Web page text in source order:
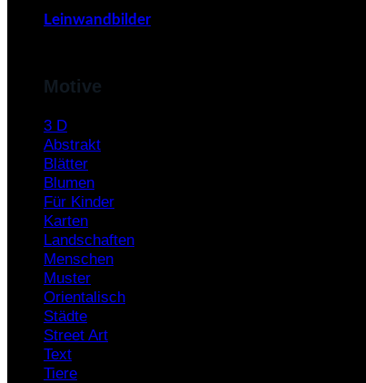
Leinwandbilder
Motive
3 D
Abstrakt
Blätter
Blumen
Für Kinder
Karten
Landschaften
Menschen
Muster
Orientalisch
Städte
Street Art
Text
Tiere